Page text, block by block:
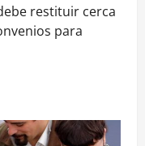
restituir cerca
para